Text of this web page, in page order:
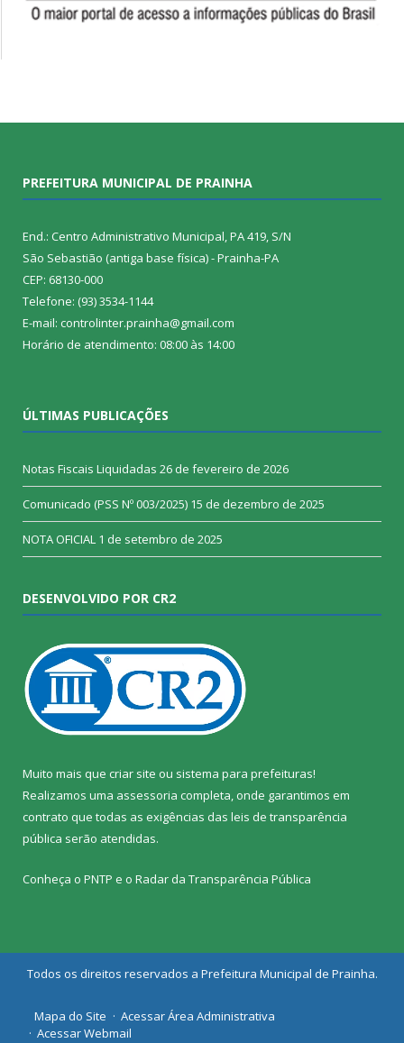
PREFEITURA MUNICIPAL DE PRAINHA
End.: Centro Administrativo Municipal, PA 419, S/N
São Sebastião (antiga base física) - Prainha-PA
CEP: 68130-000
Telefone: (93) 3534-1144
E-mail: controlinter.prainha@gmail.com
Horário de atendimento: 08:00 às 14:00
ÚLTIMAS PUBLICAÇÕES
Notas Fiscais Liquidadas 26 de fevereiro de 2026
Comunicado (PSS Nº 003/2025) 15 de dezembro de 2025
NOTA OFICIAL 1 de setembro de 2025
DESENVOLVIDO POR CR2
Muito mais que criar site ou sistema para prefeituras!
Realizamos uma assessoria completa, onde garantimos em
contrato que todas as exigências das leis de transparência
pública serão atendidas.
Conheça o PNTP e o Radar da Transparência Pública
Todos os direitos reservados a Prefeitura Municipal de Prainha.
Mapa do Site
Acessar Área Administrativa
Acessar Webmail